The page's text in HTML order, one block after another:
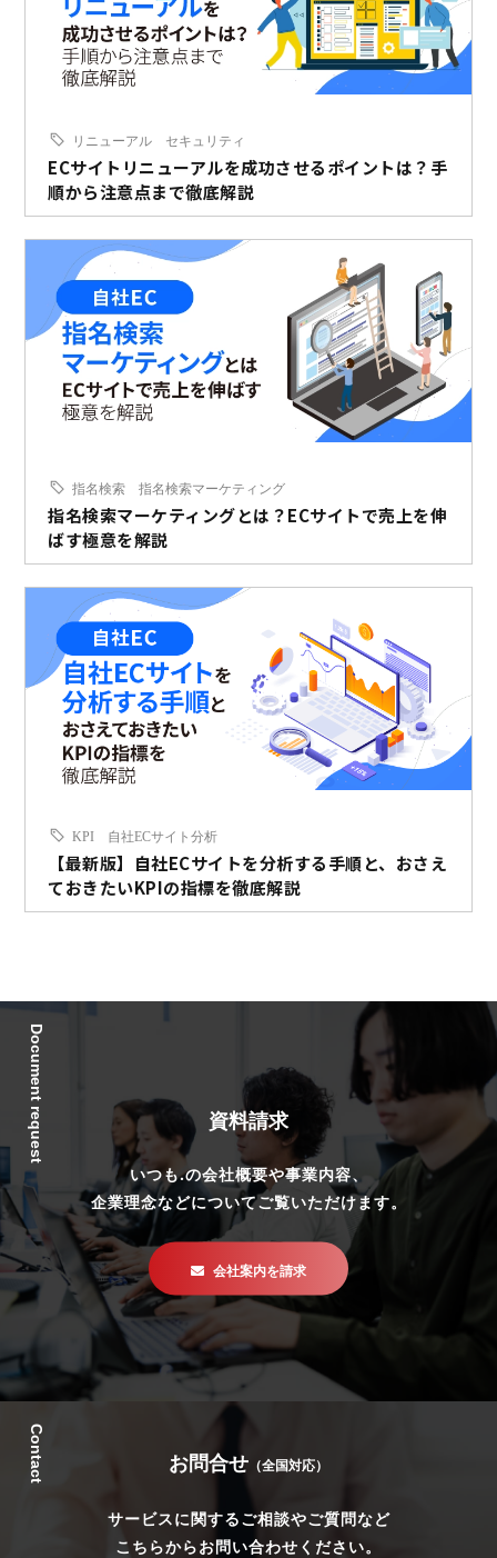
リニューアル セキュリティ
ECサイトリニューアルを成功させるポイントは？手
順から注意点まで徹底解説
指名検索 指名検索マーケティング
指名検索マーケティングとは？ECサイトで売上を伸
ばす極意を解説
KPI 自社ECサイト分析
【最新版】自社ECサイトを分析する手順と、おさえ
ておきたいKPIの指標を徹底解説
Document request 資料請求
いつも.の会社概要や事業内容、
企業理念などについてご覧いただけます。
会社案内を請求
Contact お問合せ （全国対応）
サービスに関するご相談やご質問など
こちらからお問い合わせください。